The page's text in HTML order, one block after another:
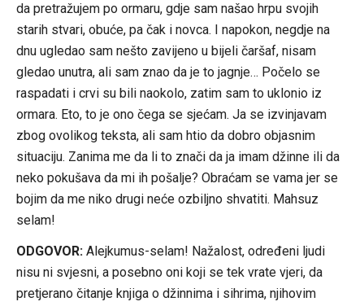
da pretražujem po ormaru, gdje sam našao hrpu svojih
starih stvari, obuće, pa čak i novca. I napokon, negdje na
dnu ugledao sam nešto zavijeno u bijeli čaršaf, nisam
gledao unutra, ali sam znao da je to jagnje… Počelo se
raspadati i crvi su bili naokolo, zatim sam to uklonio iz
ormara. Eto, to je ono čega se sjećam. Ja se izvinjavam
zbog ovolikog teksta, ali sam htio da dobro objasnim
situaciju. Zanima me da li to znači da ja imam džinne ili da
neko pokušava da mi ih pošalje? Obraćam se vama jer se
bojim da me niko drugi neće ozbiljno shvatiti. Mahsuz
selam!
ODGOVOR: Alejkumus-selam! Nažalost, određeni ljudi
nisu ni svjesni, a posebno oni koji se tek vrate vjeri, da
pretjerano čitanje knjiga o džinnima i sihrima, njihovim